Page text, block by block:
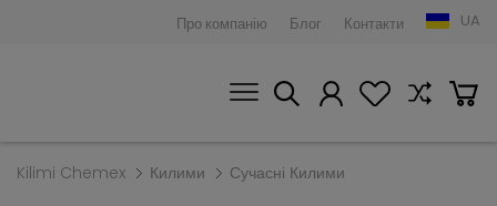
Про компанію Блог Контакти UA
Kilimi Chemex Килими Сучасні Килими